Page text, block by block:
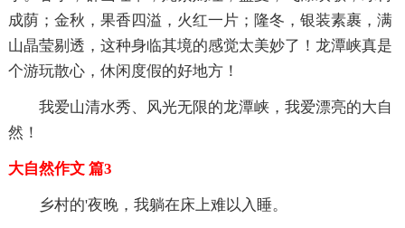
成荫；金秋，果香四溢，火红一片；隆冬，银装素裹，满
山晶莹剔透，这种身临其境的感觉太美妙了！龙潭峡真是
个游玩散心，休闲度假的好地方！
我爱山清水秀、风光无限的龙潭峡，我爱漂亮的大自
然！
大自然作文 篇3
乡村的'夜晚，我躺在床上难以入睡。